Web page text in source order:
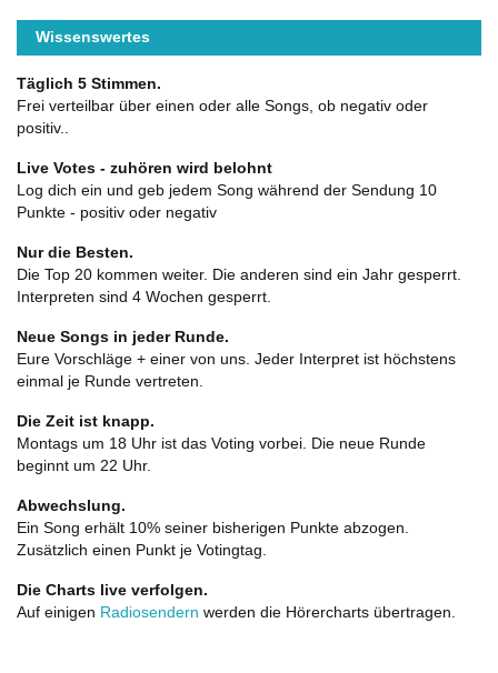
Wissenswertes
Täglich 5 Stimmen.
Frei verteilbar über einen oder alle Songs, ob negativ oder
positiv..
Live Votes - zuhören wird belohnt
Log dich ein und geb jedem Song während der Sendung 10
Punkte - positiv oder negativ
Nur die Besten.
Die Top 20 kommen weiter. Die anderen sind ein Jahr gesperrt.
Interpreten sind 4 Wochen gesperrt.
Neue Songs in jeder Runde.
Eure Vorschläge + einer von uns. Jeder Interpret ist höchstens
einmal je Runde vertreten.
Die Zeit ist knapp.
Montags um 18 Uhr ist das Voting vorbei. Die neue Runde
beginnt um 22 Uhr.
Abwechslung.
Ein Song erhält 10% seiner bisherigen Punkte abzogen.
Zusätzlich einen Punkt je Votingtag.
Die Charts live verfolgen.
Auf einigen Radiosendern werden die Hörercharts übertragen.